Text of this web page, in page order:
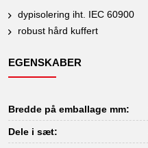
dypisolering iht. IEC 60900
robust hård kuffert
EGENSKABER
Bredde på emballage mm:
Dele i sæt: